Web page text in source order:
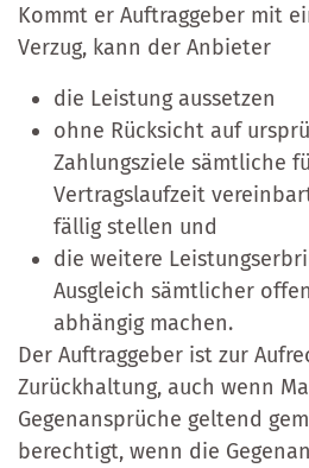
Kommt er Auftraggeber mit
Verzug, kann der Anbieter
die Leistung aussetzen
ohne Rücksicht auf
Zahlungsziele sämtliche
Vertragslaufzeit
fällig stellen und
die weitere
Ausgleich sämtlicher
abhängig machen.
Der Auftraggeber ist zur
Zurückhaltung, auch wenn
Gegenansprüche geltend
berechtigt, wenn die